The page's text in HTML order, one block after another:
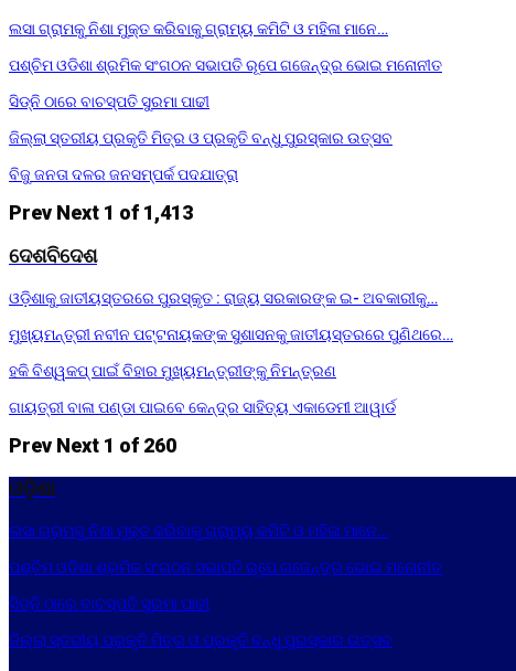
ଲସା ଗ୍ରାମକୁ ନିଶା ମୁକ୍ତ କରିବାକୁ ଗ୍ରାମ୍ୟ କମିଟି ଓ ମହିଳା ମାନେ…
ପଶ୍ଚିମ ଓଡିଶା ଶ୍ରମିକ ସଂଗଠନ ସଭାପତି ରୂପେ ଗଜେନ୍ଦ୍ର ଭୋଇ ମନୋନୀତ
ସିଡ୍‌ନି ଠାରେ ବାଚସ୍ପତି ସୁରମା ପାଢୀ
ଜିଲ୍ଲା ସ୍ତରୀୟ ପ୍ରକୃତି ମିତ୍ର ଓ ପ୍ରକୃତି ବନ୍ଧୁ ପୁରସ୍କାର ଉତ୍ସବ
ବିଜୁ ଜନତା ଦଳର ଜନସମ୍ପର୍କ ପଦଯାତ୍ରା
Prev Next 1 of 1,413
ଦେଶବିଦେଶ
ଓଡ଼ିଶାକୁ ଜାତୀୟସ୍ତରରେ ପୁରସ୍କୃତ : ରାଜ୍ୟ ସରକାରଙ୍କ ଇ- ଅବକାରୀକୁ…
ମୁଖ୍ୟମନ୍ତ୍ରୀ ନବୀନ ପଟ୍ଟନାୟକଙ୍କ ସୁଶାସନକୁ ଜାତୀୟସ୍ତରରେ ପୁଣିଥରେ…
ହକି ବିଶ୍ୱକପ୍ ପାଇଁ ବିହାର ମୁଖ୍ୟମନ୍ତ୍ରୀଙ୍କୁ ନିମନ୍ତ୍ରଣ
ଗାୟତ୍ରୀ ବାଳା ପଣ୍ଡା ପାଇବେ କେନ୍ଦ୍ର ସାହିତ୍ୟ ଏକାଡେମୀ ଆୱାର୍ଡ
Prev Next 1 of 260
ଓଡ଼ିଶା
ଲସା ଗ୍ରାମକୁ ନିଶା ମୁକ୍ତ କରିବାକୁ ଗ୍ରାମ୍ୟ କମିଟି ଓ ମହିଳା ମାନେ…
ପଶ୍ଚିମ ଓଡିଶା ଶ୍ରମିକ ସଂଗଠନ ସଭାପତି ରୂପେ ଗଜେନ୍ଦ୍ର ଭୋଇ ମନୋନୀତ
ସିଡ୍‌ନି ଠାରେ ବାଚସ୍ପତି ସୁରମା ପାଢୀ
ଜିଲ୍ଲା ସ୍ତରୀୟ ପ୍ରକୃତି ମିତ୍ର ଓ ପ୍ରକୃତି ବନ୍ଧୁ ପୁରସ୍କାର ଉତ୍ସବ